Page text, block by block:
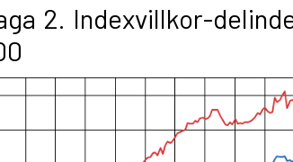
2. Indexvillkor-